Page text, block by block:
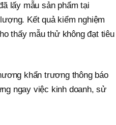
lấy mẫu sản phẩm tại
Kết quả kiểm nghiệm
thấy mẫu thử không đạt tiêu
khẩn trương thông báo
ngay việc kinh doanh, sử